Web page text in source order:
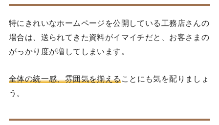
特にきれいなホームページを公開している工務店さんの
場合は、送られてきた資料がイマイチだと、お客さまの
がっかり度が増してしまいます。
全体の統一感、雰囲気を揃えることにも気を配りましょ
う。